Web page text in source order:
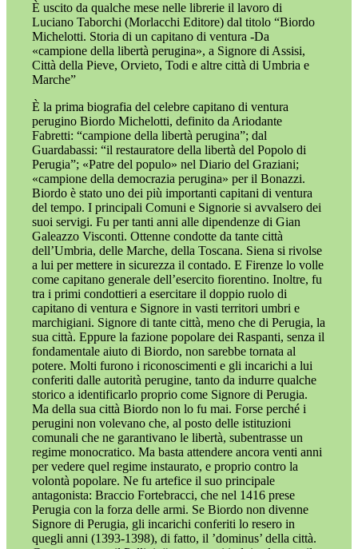
È uscito da qualche mese nelle librerie il lavoro di
Luciano Taborchi (Morlacchi Editore) dal titolo “Biordo
Michelotti. Storia di un capitano di ventura -Da
«campione della libertà perugina», a Signore di Assisi,
Città della Pieve, Orvieto, Todi e altre città di Umbria e
Marche”
È la prima biografia del celebre capitano di ventura
perugino Biordo Michelotti, definito da Ariodante
Fabretti: “campione della libertà perugina”; dal
Guardabassi: “il restauratore della libertà del Popolo di
Perugia”; «Patre del populo» nel Diario del Graziani;
«campione della democrazia perugina» per il Bonazzi.
Biordo è stato uno dei più importanti capitani di ventura
del tempo. I principali Comuni e Signorie si avvalsero dei
suoi servigi. Fu per tanti anni alle dipendenze di Gian
Galeazzo Visconti. Ottenne condotte da tante città
dell’Umbria, delle Marche, della Toscana. Siena si rivolse
a lui per mettere in sicurezza il contado. E Firenze lo volle
come capitano generale dell’esercito fiorentino. Inoltre, fu
tra i primi condottieri a esercitare il doppio ruolo di
capitano di ventura e Signore in vasti territori umbri e
marchigiani. Signore di tante città, meno che di Perugia, la
sua città. Eppure la fazione popolare dei Raspanti, senza il
fondamentale aiuto di Biordo, non sarebbe tornata al
potere. Molti furono i riconoscimenti e gli incarichi a lui
conferiti dalle autorità perugine, tanto da indurre qualche
storico a identificarlo proprio come Signore di Perugia.
Ma della sua città Biordo non lo fu mai. Forse perché i
perugini non volevano che, al posto delle istituzioni
comunali che ne garantivano le libertà, subentrasse un
regime monocratico. Ma basta attendere ancora venti anni
per vedere quel regime instaurato, e proprio contro la
volontà popolare. Ne fu artefice il suo principale
antagonista: Braccio Fortebracci, che nel 1416 prese
Perugia con la forza delle armi. Se Biordo non divenne
Signore di Perugia, gli incarichi conferiti lo resero in
quegli anni (1393-1398), di fatto, il ’dominus’ della città.